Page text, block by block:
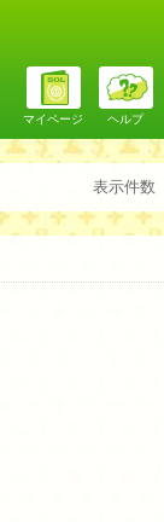
マイページ ヘルプ
表示件数